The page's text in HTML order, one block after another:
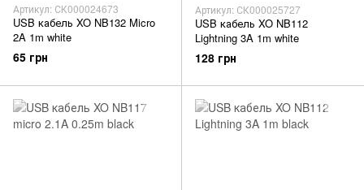
Артикул: СК000024673
USB кабель XO NB132 Micro
2A 1m white
65 грн
Артикул: СК000025727
USB кабель XO NB112
Lightning 3A 1m white
128 грн